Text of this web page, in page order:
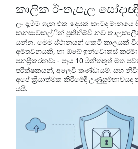
කාලික ඊ-තැපැල
ලං දැමීම ගැන එක දෙයක් කාටද
කනසාවකල්ින් ප්‍රතිනිම්වී නව
යන්න. මෙම ස්ථානයන් කෙටි කාලයක්
අමතවනයකි, හා ඔබේ ඉන්වොක්ස්
පනස්‍රීකරනවා - පැය 10 මිනිත්තුත් මත
පරීක්ෂකයන්, අලෙවි කණ්ඩායම්, සහ
අපේ ක්‍රියාත්මක කිරීමේදී
යයි.